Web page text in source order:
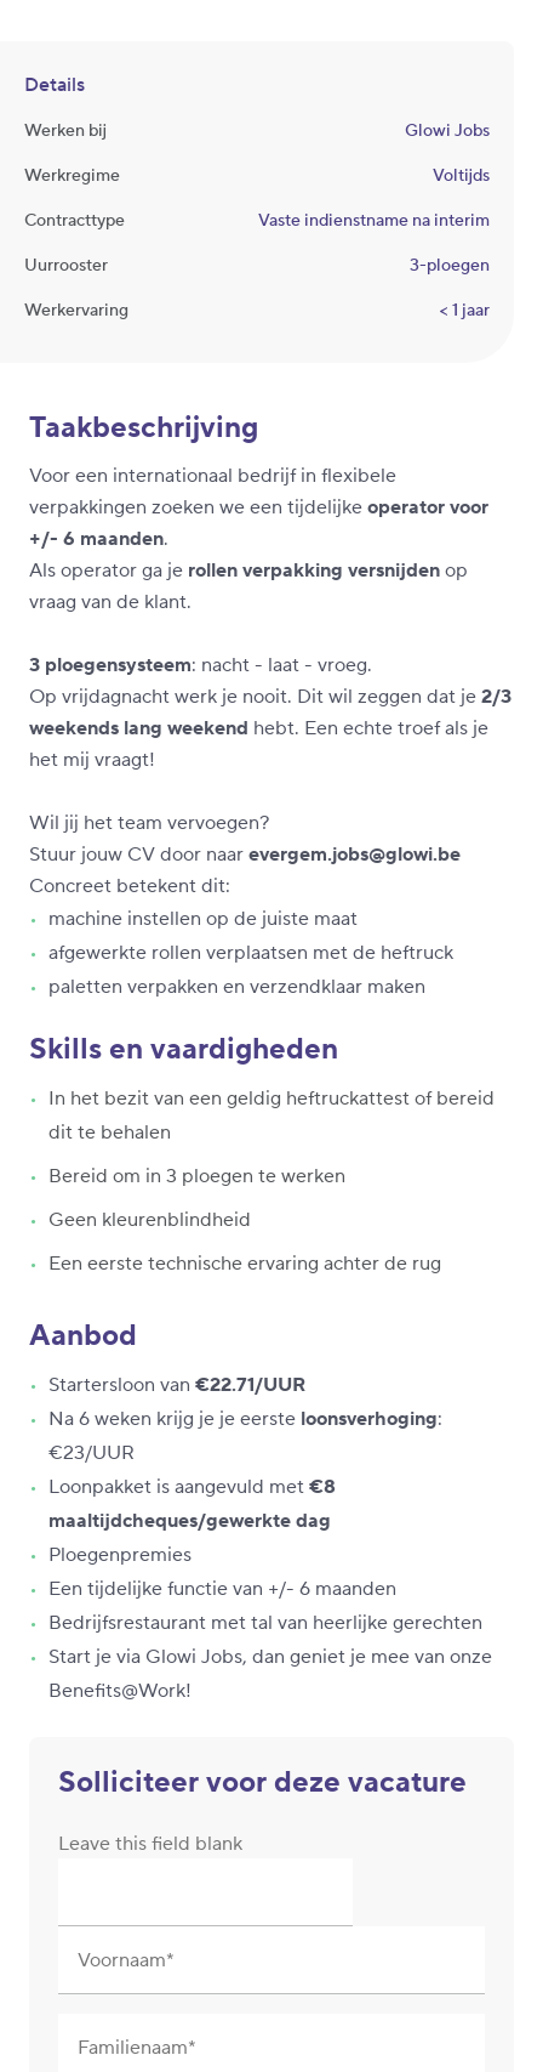
Details
Werken bij Glowi Jobs
Werkregime Voltijds
Contracttype Vaste indienstname na interim
Uurrooster 3-ploegen
Werkervaring < 1 jaar
Taakbeschrijving
Voor een internationaal bedrijf in flexibele
verpakkingen zoeken we een tijdelijke operator voor
+/- 6 maanden.
Als operator ga je rollen verpakking versnijden op
vraag van de klant.
3 ploegensysteem: nacht - laat - vroeg.
Op vrijdagnacht werk je nooit. Dit wil zeggen dat je 2/3
weekends lang weekend hebt. Een echte troef als je
het mij vraagt!
Wil jij het team vervoegen?
Stuur jouw CV door naar evergem.jobs@glowi.be
Concreet betekent dit:
machine instellen op de juiste maat
afgewerkte rollen verplaatsen met de heftruck
paletten verpakken en verzendklaar maken
Skills en vaardigheden
In het bezit van een geldig heftruckattest of bereid
dit te behalen
Bereid om in 3 ploegen te werken
Geen kleurenblindheid
Een eerste technische ervaring achter de rug
Aanbod
Startersloon van €22.71/UUR
Na 6 weken krijg je je eerste loonsverhoging:
€23/UUR
Loonpakket is aangevuld met €8
maaltijdcheques/gewerkte dag
Ploegenpremies
Een tijdelijke functie van +/- 6 maanden
Bedrijfsrestaurant met tal van heerlijke gerechten
Start je via Glowi Jobs, dan geniet je mee van onze
Benefits@Work!
Solliciteer voor deze vacature
Leave this field blank
Voornaam
Familienaam